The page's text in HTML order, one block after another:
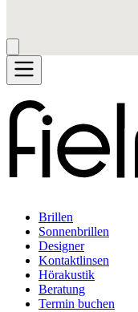
Brillen
Sonnenbrillen
Designer
Kontaktlinsen
Hörakustik
Beratung
Termin buchen